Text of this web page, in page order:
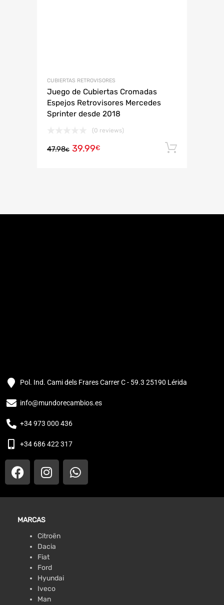
CUBIERTAS RETROVISORES
Juego de Cubiertas Cromadas
Espejos Retrovisores Mercedes
Sprinter desde 2018
(0 reviews)
47.98€ 39.99€
Pol. Ind. Cami dels Frares Carrer C - 59.3 25190 Lérida
info@mundorecambios.es
+34 973 000 436
+34 686 422 317
MARCAS
Citroën
Dacia
Fiat
Ford
Hyundai
Iveco
Man